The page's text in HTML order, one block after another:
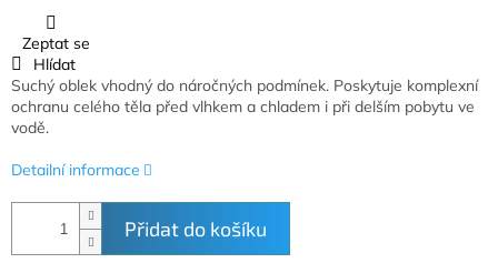
Přidat do košíku
Suchý oblek vhodný do náročných podmínek. Poskytuje komplexní
ochranu celého těla před vlhkem a chladem i při delším pobytu ve
vodě.
Detailní informace
Zeptat se
Hlídat